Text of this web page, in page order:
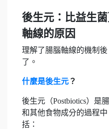
後生元：比益生
軸線的原因
理解了腸腦軸線的機制
了。
什麼是後生元 ？
後生元（Postbiotics）是
和其他食物成分的過程
括：